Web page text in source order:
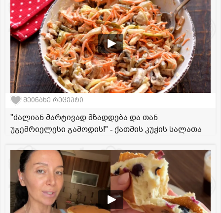
შეინახე რეცეპტი
"ძალიან მარტივად მზადდება და თან
უგემრიელესი გამოდის!" - ქათმის კუჭის სალათა